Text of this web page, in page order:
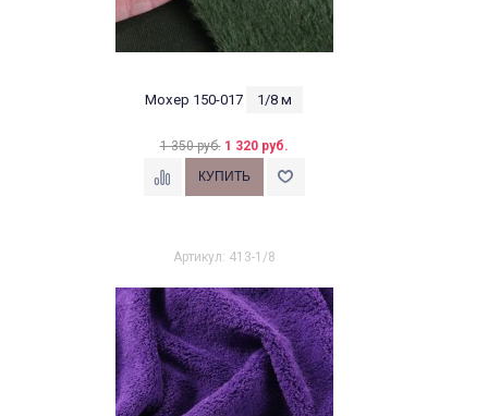
Мохер 150-017 1/8 м
1 350 руб. 1 320 руб.
Артикул: 413-1/8